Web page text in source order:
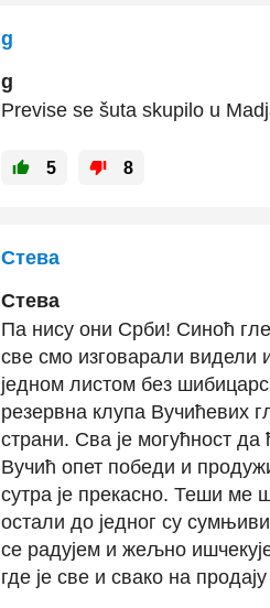
g
g
Previse se šuta skupilo u
5 8
Стева
Стева
Па нису они Срби! Синоћ
све смо изговарали
једном листом без
резервна клупа Вучићевих
страни. Сва је могућност да
Вучић опет победи и
сутра је прекасно. Теши ме
остали до једног су
се радујем и жељно
где је све и свако на